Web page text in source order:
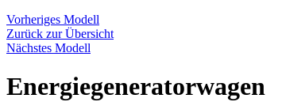
Vorheriges Modell
Zurück zur Übersicht
Nächstes Modell
Energiegeneratorwagen